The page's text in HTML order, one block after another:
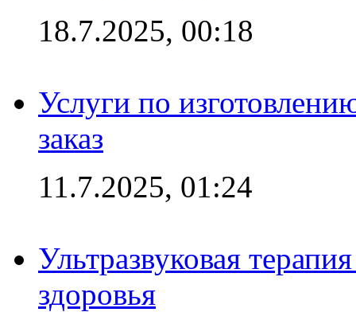
18.7.2025, 00:18
Услуги по
заказ
11.7.2025, 01:24
Ультразвуковая
здоровья